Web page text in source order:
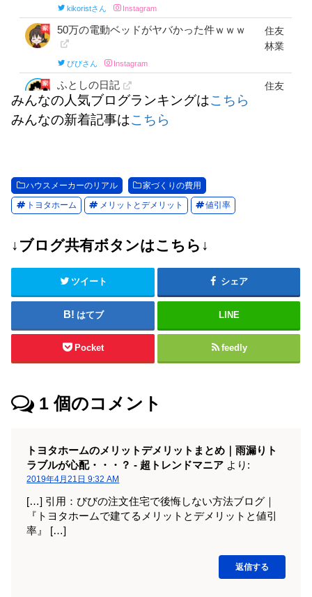
みんなの人気ブログランキングはこちら
みんなの新着記事はこちら
ハウスメーカーのリアル 家づくりの費用
トヨタホーム メリットとデメリット 値引率
↓ブログ共有ボタンはこちら↓
ツイート シェア
はてブ LINE
Pocket feedly
1 個のコメント
トヨタホームのメリットデメリットまとめ｜雨漏りト
ラブルが心配・・・？ - 超トレンドマニア より:
2019年4月21日 9:32 AM
[…] 引用：びびの注文住宅で後悔しない方法ブログ｜
『トヨタホームで建てるメリットとデメリットと値引
率』 […]
返信する